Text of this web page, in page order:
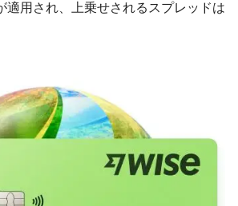
適用され、上乗せされるスプレッドは